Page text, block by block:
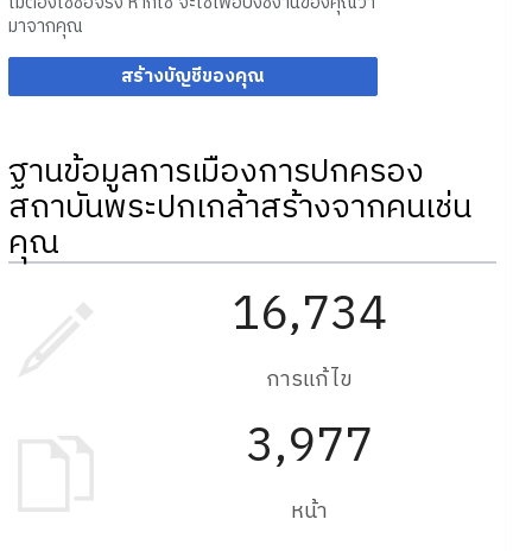
มาจากคุณ
สร้างบัญชีของคุณ
ฐานข้อมูลการเมืองการปกครอง
สถาบันพระปกเกล้าสร้างจากคนเช่น
คุณ
16,734
การแก้ไข
3,977
หน้า